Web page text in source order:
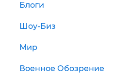
Блоги
Шоу-Биз
Мир
Военное Обозрение